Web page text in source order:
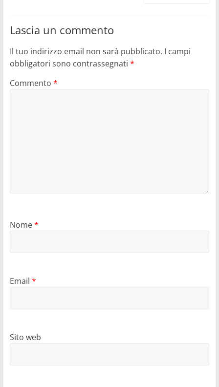
Lascia un commento
Il tuo indirizzo email non sarà pubblicato. I campi
obbligatori sono contrassegnati *
Commento *
Nome*
Email *
Sito web